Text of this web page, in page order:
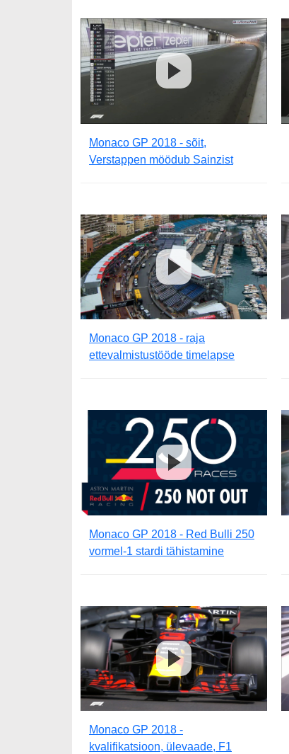
Monaco GP 2018 - sõit,
Verstappen möödub Sainzist
Monaco GP 2018 - raja
ettevalmistustööde timelapse
Monaco GP 2018 - Red Bulli 250
vormel-1 stardi tähistamine
Monaco GP 2018 -
kvalifikatsioon, ülevaade, F1